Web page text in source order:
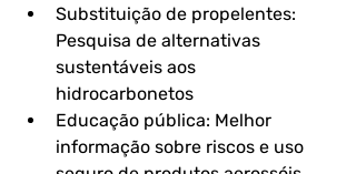
Substituição de propelentes:
Pesquisa de alternativas
sustentáveis aos
hidrocarbonetos
Educação pública: Melhor
informação sobre riscos e uso